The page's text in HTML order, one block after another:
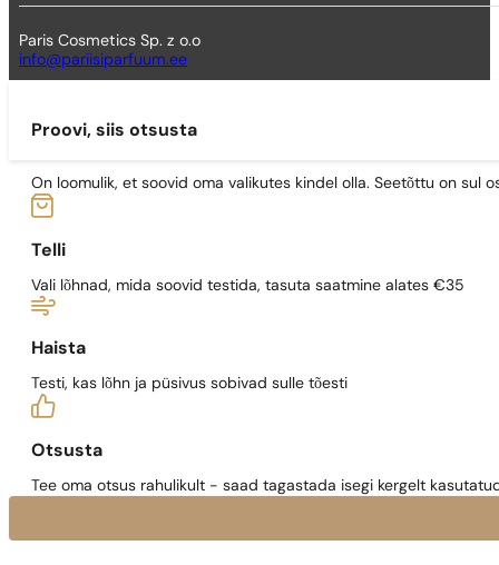
Paris Cosmetics Sp. z o.o
info@pariisiparfuum.ee
Proovi, siis otsusta
On loomulik, et soovid oma valikutes kindel olla. Seetõttu on sul
Telli
Vali lõhnad, mida soovid testida, tasuta saatmine alates €35
Haista
Testi, kas lõhn ja püsivus sobivad sulle tõesti
Otsusta
Tee oma otsus rahulikult - saad tagastada isegi kergelt